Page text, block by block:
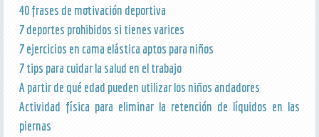
40 frases de motivación deportiva
7 deportes prohibidos si tienes varices
7 ejercicios en cama elástica aptos para niños
7 tips para cuidar la salud en el trabajo
A partir de qué edad pueden utilizar los niños andadores
Actividad física para eliminar la retención de líquidos en las
piernas